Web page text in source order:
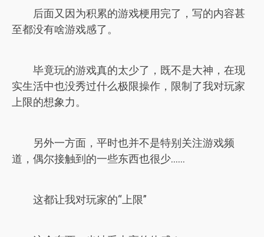
后面又因为积累的游戏梗用完了，写的内容甚
至都没有啥游戏感了。
毕竟玩的游戏真的太少了，既不是大神，在现
实生活中也没秀过什么极限操作，限制了我对玩家
上限的想象力。
另外一方面，平时也并不是特别关注游戏频
道，偶尔接触到的一些东西也很少......
这都让我对玩家的“上限”